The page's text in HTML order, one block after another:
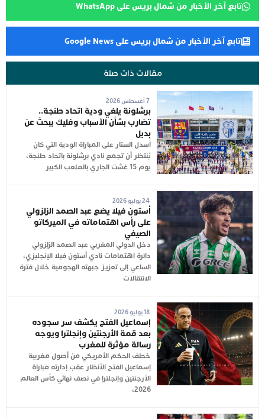
تابع آخر الأخبار من شمال بريس على WhatsApp
تابع آخر الأخبار من شمال بريس على Google News
مقالات ذات صلة
7 أغسطس 2026
برشلونة يلغي ودية اتحاد طنجة..
تضارب بشأن الأسباب وفليك يبحث عن
بديل
أُسدل الستار على المباراة الودية التي كان
يُنتظر أن تجمع نادي برشلونة باتحاد طنجة،
يوم 15 غشت الجاري بالملعب الكبير
24 يوليو 2026
أستون فيلا يضع عبد الصمد الزلزولي
على رأس اهتماماته في الميركاتو
الصيفي
دخل الدولي المغربي عبد الصمد الزلزولي
دائرة اهتمامات نادي أستون فيلا الإنجليزي،
الساعي إلى تعزيز جبهته الهجومية خلال فترة
الانتقالات
18 يوليو 2026
إسماعيل الفتح يكشف سر سجوده
بعد قمة الأرجنتين وإنجلترا ويوجه
رسالة مؤثرة للمغرب
خطف الحكم الأمريكي من أصول مغربية
إسماعيل الفتح الأنظار عقب إدارته مباراة
الأرجنتين وإنجلترا في نصف نهائي كأس العالم
2026،